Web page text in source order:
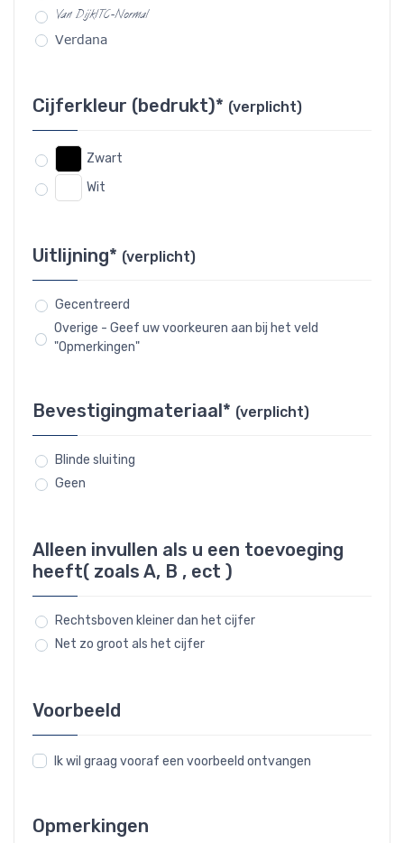
Van DijkITC-Normal
Verdana
Cijferkleur (bedrukt)* (verplicht)
Zwart
Wit
Uitlijning* (verplicht)
Gecentreerd
Overige - Geef uw voorkeuren aan bij het veld
"Opmerkingen"
Bevestigingmateriaal* (verplicht)
Blinde sluiting
Geen
Alleen invullen als u een toevoeging
heeft( zoals A, B , ect )
Rechtsboven kleiner dan het cijfer
Net zo groot als het cijfer
Voorbeeld
Ik wil graag vooraf een voorbeeld ontvangen
Opmerkingen